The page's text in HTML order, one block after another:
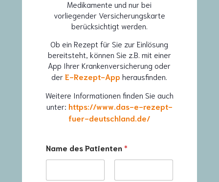
Medikamente und nur bei
vorliegender Versicherungskarte
berücksichtigt werden.
Ob ein Rezept für Sie zur Einlösung
bereitsteht, können Sie z.B. mit einer
App Ihrer Krankenversicherung oder
derE-Rezept-App herausfinden.
Weitere Informationen finden Sie auch
unter: https://www.das-e-rezept-
fuer-deutschland.de/
Name des Patienten*